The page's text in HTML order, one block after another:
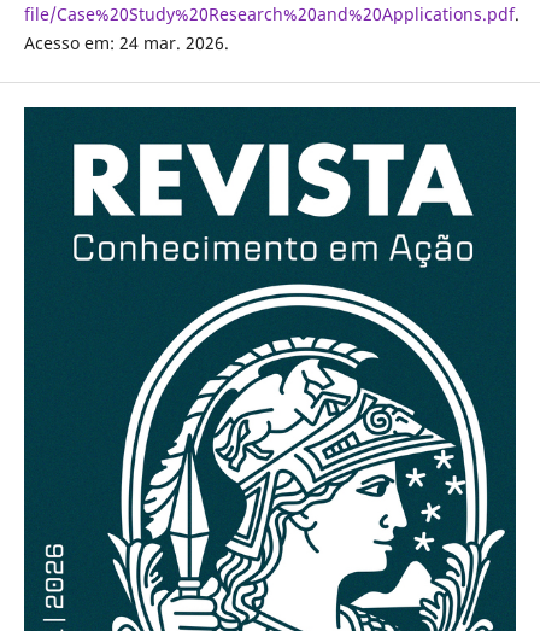
file/Case%20Study%20Research%20and%20Applications.pdf.
Acesso em: 24 mar. 2026.